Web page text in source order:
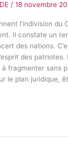
/ 18 novembre
l’indivision du
Il constate un
des nations.
des patriotes.
à fragmenter sans
le plan juridique,